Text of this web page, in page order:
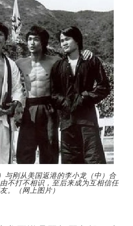
与刚从美国返港的李小龙（中）合
不打不相识，至后来成为互相信任
。（网上图片）